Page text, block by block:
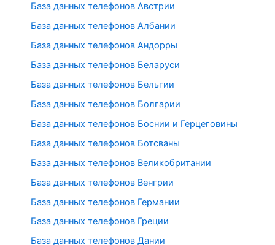
База данных телефонов Австрии
База данных телефонов Албании
База данных телефонов Андорры
База данных телефонов Беларуси
База данных телефонов Бельгии
База данных телефонов Болгарии
База данных телефонов Боснии и Герцеговины
База данных телефонов Ботсваны
База данных телефонов Великобритании
База данных телефонов Венгрии
База данных телефонов Германии
База данных телефонов Греции
База данных телефонов Дании